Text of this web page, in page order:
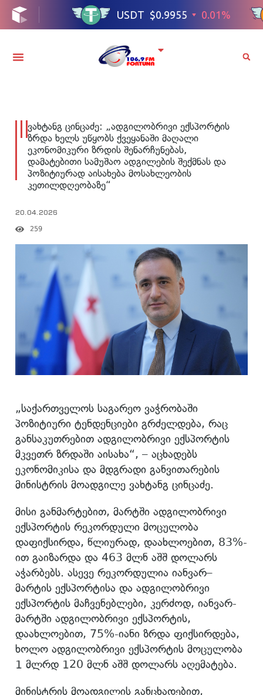
ვახტანგ ცინცაძე: „ადგილობრივი ექსპორტის
ზრდა ხელს უწყობს ქვეყანაში მაღალი
ეკონომიკური ზრდის შენარჩუნებას,
დამატებითი სამუშაო ადგილების შექმნას და
პოზიტიურად აისახება მოსახლეობის
კეთილდღეობაზე“
20.04.2026
259
„საქართველოს საგარეო ვაჭრობაში
პოზიტიური ტენდენციები გრძელდება, რაც
განსაკუთრებით ადგილობრივი ექსპორტის
მკვეთრ ზრდაში აისახა“, – აცხადებს
ეკონომიკისა და მდგრადი განვითარების
მინისტრის მოადგილე ვახტანგ ცინცაძე.
მისი განმარტებით, მარტში ადგილობრივი
ექსპორტის რეკორდული მოცულობა
დაფიქსირდა, წლიურად, დაახლოებით, 83%-
ით გაიზარდა და 463 მლნ აშშ დოლარს
აჭარბებს. ასევე რეკორდულია იანვარ–
მარტის ექსპორტისა და ადგილობრივი
ექსპორტის მაჩვენებლები, კერძოდ, იანვარ-
მარტში ადგილობრივი ექსპორტის,
დაახლოებით, 75%-იანი ზრდა ფიქსირდება,
ხოლო ადგილობრივი ექსპორტის მოცულობა
1 მლრდ 120 მლნ აშშ დოლარს აღემატება.
მინისტრის მოადგილის განცხადებით,